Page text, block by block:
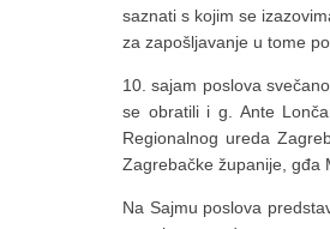
saznati s kojim se
za zapošljavanje u tome
10. sajam poslova
se obratili i g. Ante
Regionalnog ureda
Zagrebačke županije, gđa
Na Sajmu poslova